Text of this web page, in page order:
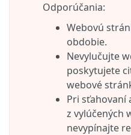
Odporúčania:
Webovú
obdobie.
Nevylučujte
poskytujete
webové
Pri sťahovaní
z vylúčených
nevypínajte